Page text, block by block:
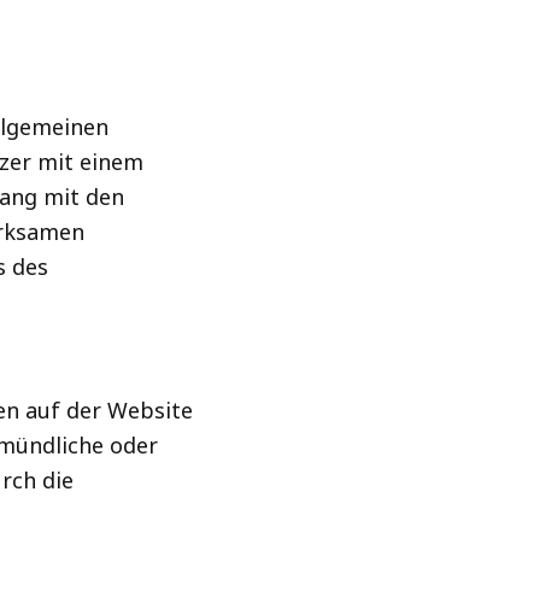
mit einem
mit den
des
auf der Website
oder
die